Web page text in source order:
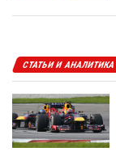
СТАТЬИ И АНАЛИТИКА